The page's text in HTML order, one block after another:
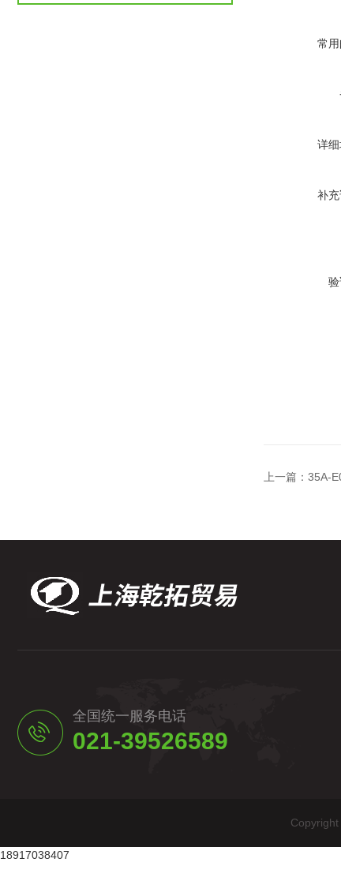
常用
详细
补充
验
上一篇： 35A-
全国统一服务电话
021-39526589
18917038407